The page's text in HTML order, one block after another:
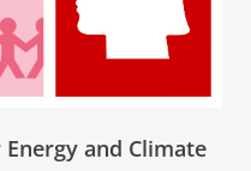
and Climate